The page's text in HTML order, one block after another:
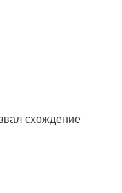
схождение